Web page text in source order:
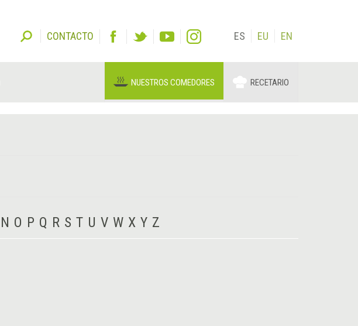
CONTACTO ES EU EN
NUESTROS COMEDORES RECETARIO
N O P Q R S T U V W X Y Z